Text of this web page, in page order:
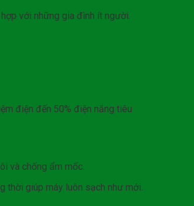
với những gia đình ít người.
điện đến 50% điện năng tiêu
và chống ẩm mốc.
thời giúp máy luôn sạch như mới.